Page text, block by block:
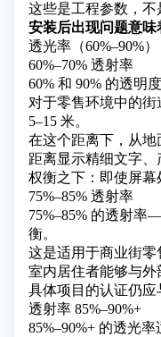
这些是工程参数，不
安装后出现问题意
透光率（60%–90%
60%–70% 透射率
60% 和 90% 的透明
对于零售环境中的
5–15 米。
在这个距离下，从
距离显示精细文字、
权衡之下：即使屏
75%–85% 透射率
75%–85% 的透射
衡。
这是适用于商业街
室内居住者能够与
具体项目的认证仍应
透射率 85%–90%+
85%–90%+ 的透光